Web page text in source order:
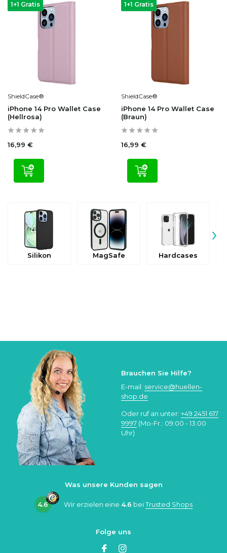
1+1 Gratis
ShieldCase®
iPhone 14 Pro Wallet Case
(Hellrosa)
16,99 €
1+1 Gratis
ShieldCase®
iPhone 14 Pro Wallet Case
(Braun)
16,99 €
Silikon MagSafe Hardcases
›
Brauchen Sie Hilfe?
E-mail: service@huellen-
shop.de
Oder ruf an unter: +49 2451 617
9997 (Mo-Fr.: 09:00 - 13:00
Uhr)
Was unsere Kunden sagen
4.6 Wir erzielen eine 4.6 beiTrusted Shops
Folge uns